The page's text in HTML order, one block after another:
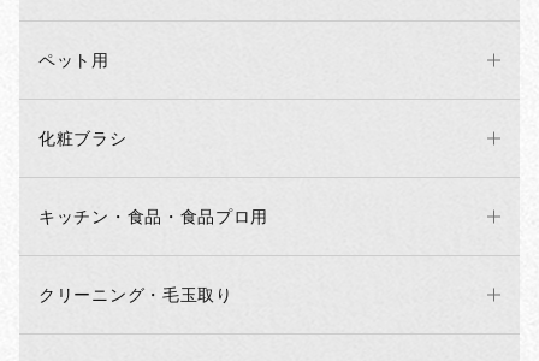
ペット用
化粧ブラシ
キッチン・食品・食品プロ用
クリーニング・毛玉取り